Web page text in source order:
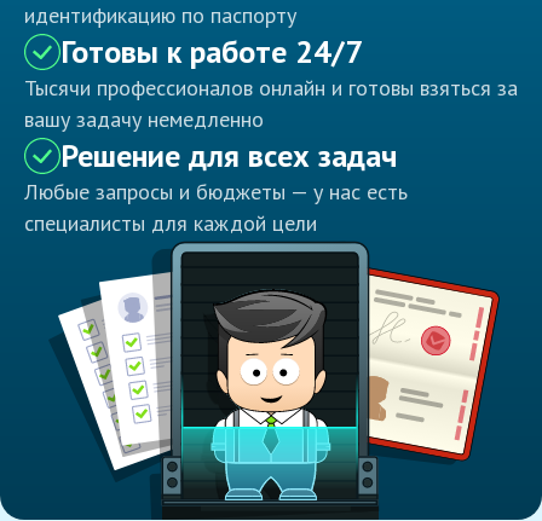
идентификацию по паспорту
Готовы к работе 24/7
Тысячи профессионалов онлайн и готовы взяться за
вашу задачу немедленно
Решение для всех задач
Любые запросы и бюджеты — у нас есть
специалисты для каждой цели